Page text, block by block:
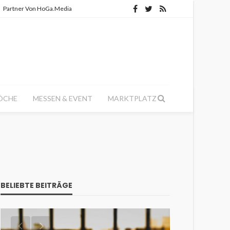
Partner Von HoGa.Media
MESSEN & EVENT MARKTPLATZ
BELIEBTE BEITRÄGE